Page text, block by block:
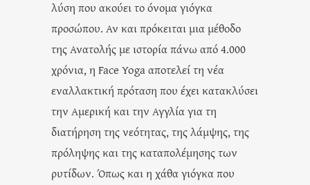
λύση που ακούει το όνομα γιόγκα
προσώπου. Αν και πρόκειται μια μέθοδο
της Ανατολής με ιστορία πάνω από 4.000
χρόνια, η Face Yoga αποτελεί τη νέα
εναλλακτική πρόταση που έχει κατακλύσει
την Αμερική και την Αγγλία για τη
διατήρηση της νεότητας, της λάμψης, της
πρόληψης και της καταπολέμησης των
ρυτίδων. Όπως και η χάθα γιόγκα που